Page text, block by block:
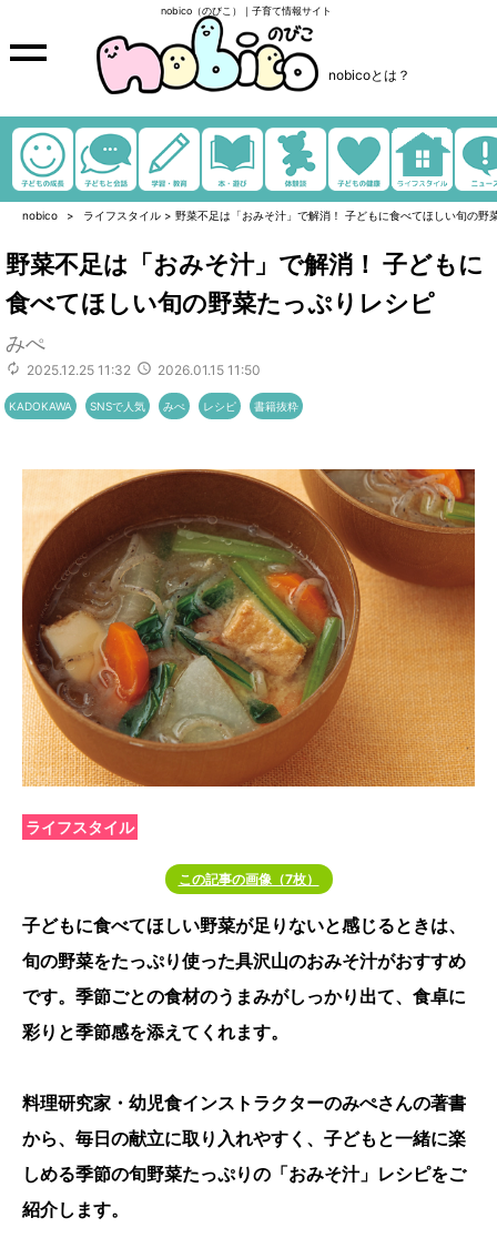
nobico（のびこ）｜子育て情報サイト
nobicoとは？
nobico ライフスタイル > 野菜不足は「おみそ汁」で解消！ 子どもに食べてほしい旬の野
野菜不足は「おみそ汁」で解消！ 子どもに
食べてほしい旬の野菜たっぷりレシピ
みぺ
2025.12.25 11:32 2026.01.15 11:50
KADOKAWA SNSで人気 みぺ レシピ 書籍抜粋
ライフスタイル
この記事の画像（7枚）
子どもに食べてほしい野菜が足りないと感じるときは、
旬の野菜をたっぷり使った具沢山のおみそ汁がおすすめ
です。季節ごとの食材のうまみがしっかり出て、食卓に
彩りと季節感を添えてくれます。
料理研究家・幼児食インストラクターのみぺさんの著書
から、毎日の献立に取り入れやすく、子どもと一緒に楽
しめる季節の旬野菜たっぷりの「おみそ汁」レシピをご
紹介します。